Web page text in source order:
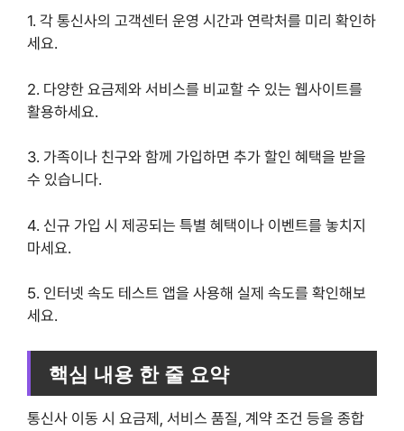
1. 각 통신사의 고객센터 운영 시간과 연락처를 미리 확인하
세요.
2. 다양한 요금제와 서비스를 비교할 수 있는 웹사이트를
활용하세요.
3. 가족이나 친구와 함께 가입하면 추가 할인 혜택을 받을
수 있습니다.
4. 신규 가입 시 제공되는 특별 혜택이나 이벤트를 놓치지
마세요.
5. 인터넷 속도 테스트 앱을 사용해 실제 속도를 확인해보
세요.
핵심 내용 한 줄 요약
통신사 이동 시 요금제, 서비스 품질, 계약 조건 등을 종합